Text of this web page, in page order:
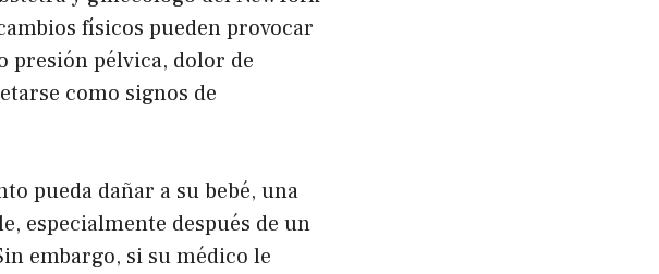
físicos pueden provocar
presión pélvica, dolor de
como signos de
pueda dañar a su bebé, una
especialmente después de un
embargo, si su médico le